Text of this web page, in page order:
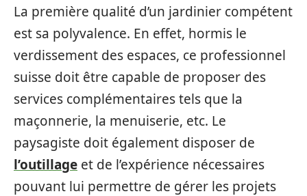
La première qualité d’un jardinier compétent
est sa polyvalence. En effet, hormis le
verdissement des espaces, ce professionnel
suisse doit être capable de proposer des
services complémentaires tels que la
maçonnerie, la menuiserie, etc. Le
paysagiste doit également disposer de
l’outillage et de l’expérience nécessaires
pouvant lui permettre de gérer les projets